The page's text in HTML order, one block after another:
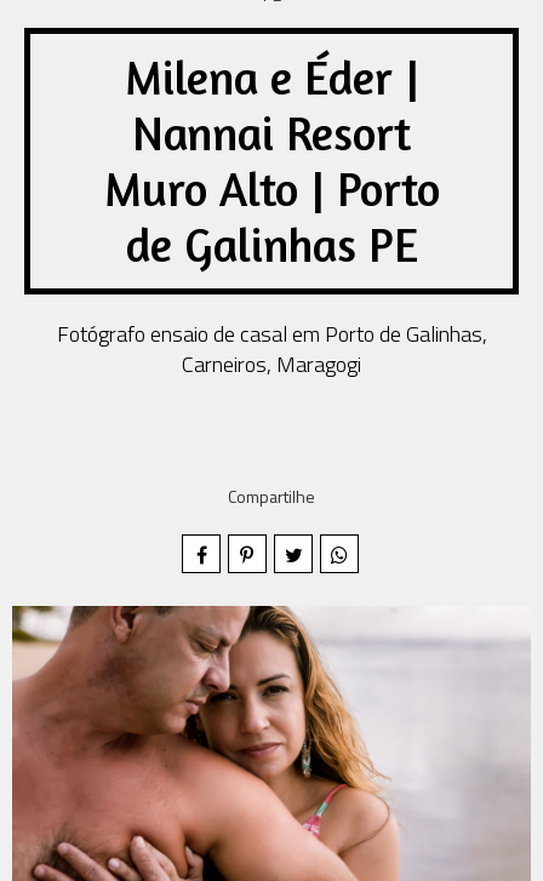
Milena e Éder |
Nannai Resort
Muro Alto | Porto
de Galinhas PE
Fotógrafo ensaio de casal em Porto de Galinhas,
Carneiros, Maragogi
Compartilhe